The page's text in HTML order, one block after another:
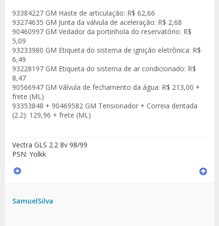
93384227 GM Haste de articulação: R$ 62,66
93274635 GM Junta da válvula de aceleração: R$ 2,68
90460997 GM Vedador da portinhola do reservatório: R$
5,09
93233980 GM Etiqueta do sistema de ignição eletrônica: R$
6,49
93228197 GM Etiqueta do sistema de ar condicionado: R$
8,47
90566947 GM Válvula de fechamento da água: R$ 213,00 +
frete (ML)
93353848 + 90469582 GM Tensionador + Correia dentada
(2.2): 129,96 + frete (ML)
Vectra GLS 2.2 8v 98/99
PSN: Yolkk
SamuelSilva